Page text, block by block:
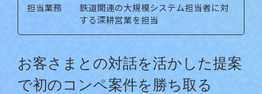
担当業務
鉄道関連の大規模システム担当者に対
する深耕営業を担当
お客さまとの対話を活かした提案
で初のコンペ案件を勝ち取る